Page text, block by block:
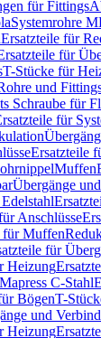
für Fittings
Systemrohre
Ersatzteile für
für
T-Stücke für
und
Schraube für
für
Ersatzteile
Muffen
Übergänge
Anschlüsse
für Muffen
für
Heizung
C-Stahl
BögenT-
und
Heizung